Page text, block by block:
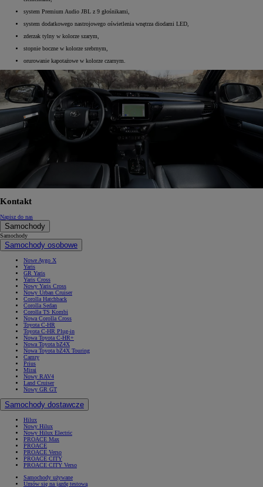
system Premium Audio JBL z 9 głośnikami,
system dodatkowego nastrojowego oświetlenia wnętrza diodami LED,
zderzak tylny w kolorze szarym,
stopnie boczne w kolorze srebrnym,
orurowanie kapotażowe w kolorze czarnym.
Kontakt
Napisz do nas
Samochody
Samochody
Samochody osobowe
Nowe Aygo X
Yaris
GR Yaris
Yaris Cross
Nowy Yaris Cross
Nowy Urban Cruiser
Corolla Hatchback
Corolla Sedan
Corolla TS Kombi
Nowa Corolla Cross
Toyota C-HR
Toyota C-HR Plug-in
Nowa Toyota C-HR+
Nowa Toyota bZ4X
Nowa Toyota bZ4X Touring
Camry
Prius
Mirai
Nowy RAV4
Land Cruiser
Nowy GR GT
Samochody dostawcze
Hilux
Nowy Hilux
Nowy Hilux Electric
PROACE Max
PROACE
PROACE Verso
PROACE CITY
PROACE CITY Verso
Samochody używane
Umów się na jazdę testową